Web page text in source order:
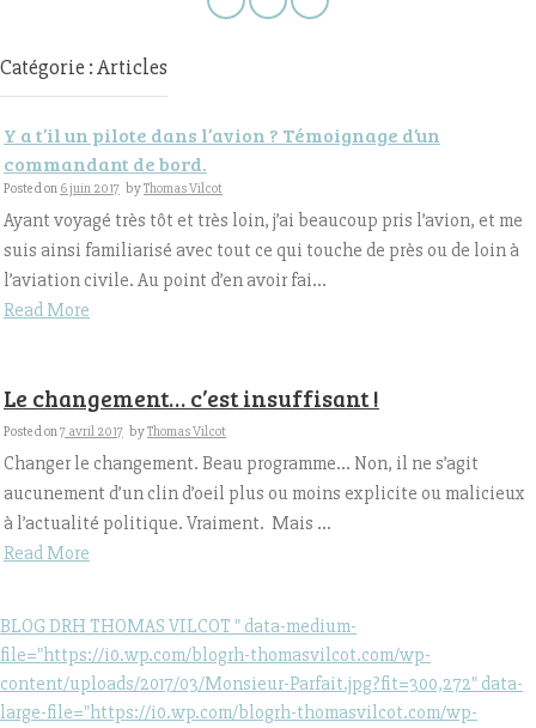
Catégorie : Articles
Y a t’il un pilote dans l’avion ? Témoignage d’un
commandant de bord.
Posted on 6 juin 2017 byThomas Vilcot
Ayant voyagé très tôt et très loin, j’ai beaucoup pris l’avion, et me
suis ainsi familiarisé avec tout ce qui touche de près ou de loin à
l’aviation civile. Au point d’en avoir fai...
Read More
Le changement… c’est insuffisant !
Posted on7 avril 2017 byThomas Vilcot
Changer le changement. Beau programme… Non, il ne s’agit
aucunement d’un clin d’oeil plus ou moins explicite ou malicieux
à l’actualité politique. Vraiment. Mais ...
Read More
BLOG DRH THOMAS VILCOT " data-medium-
file="https://i0.wp.com/blogrh-thomasvilcot.com/wp-
content/uploads/2017/03/Monsieur-Parfait.jpg?fit=300,272" data-
large-file="https://i0.wp.com/blogrh-thomasvilcot.com/wp-